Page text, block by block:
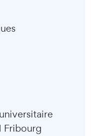
Fribourg